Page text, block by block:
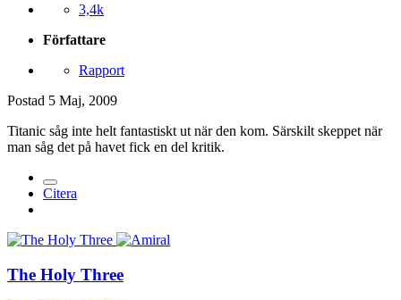
3,4k
Författare
Rapport
Postad 5 Maj, 2009
Titanic såg inte helt fantastiskt ut när den kom. Särskilt skeppet när
man såg det på havet fick en del kritik.
Citera
The Holy Three